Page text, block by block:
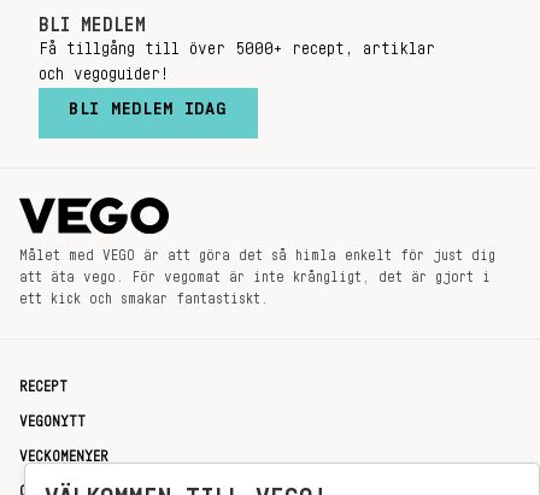
BLI MEDLEM
Få tillgång till över 5000+ recept, artiklar
och vegoguider!
BLI MEDLEM IDAG
Målet med VEGO är att göra det så himla enkelt för just dig
att äta vego. För vegomat är inte krångligt, det är gjort i
ett kick och smakar fantastiskt.
RECEPT
VEGONYTT
VECKOMENYER
OM OSS